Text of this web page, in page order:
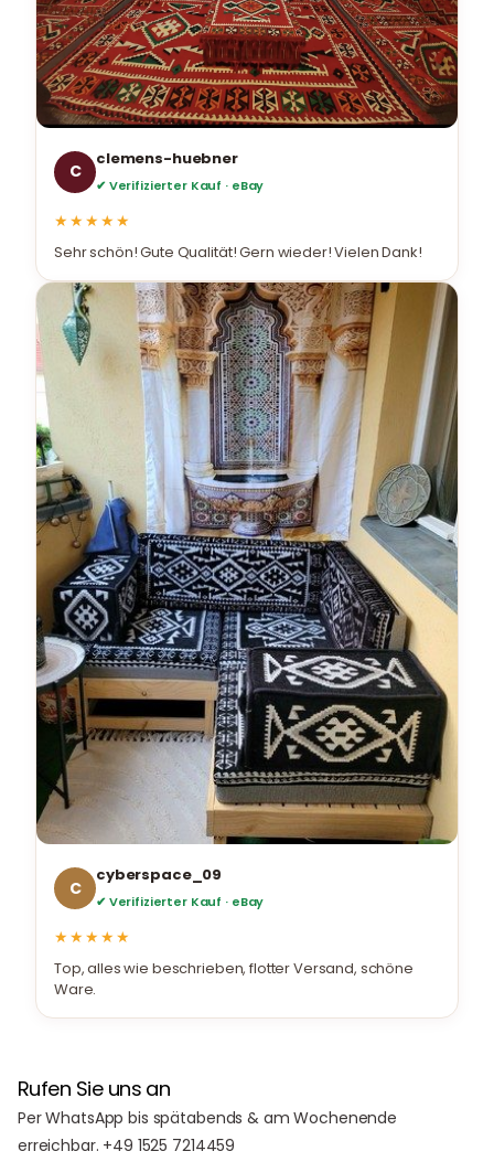
C
clemens-huebner
✔ Verifizierter Kauf · eBay
★★★★★
Sehr schön! Gute Qualität! Gern wieder! Vielen Dank!
C
cyberspace_09
✔ Verifizierter Kauf · eBay
★★★★★
Top, alles wie beschrieben, flotter Versand, schöne
Ware.
Rufen Sie uns an
Per WhatsApp bis spätabends & am Wochenende
erreichbar. +49 1525 7214459